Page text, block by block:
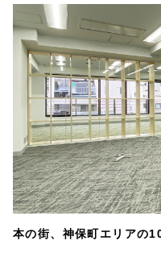
本の街、神保町エリアの